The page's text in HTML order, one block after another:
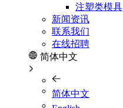
注塑类模具
新闻资讯
联系我们
在线招聘
简体中文
简体中文